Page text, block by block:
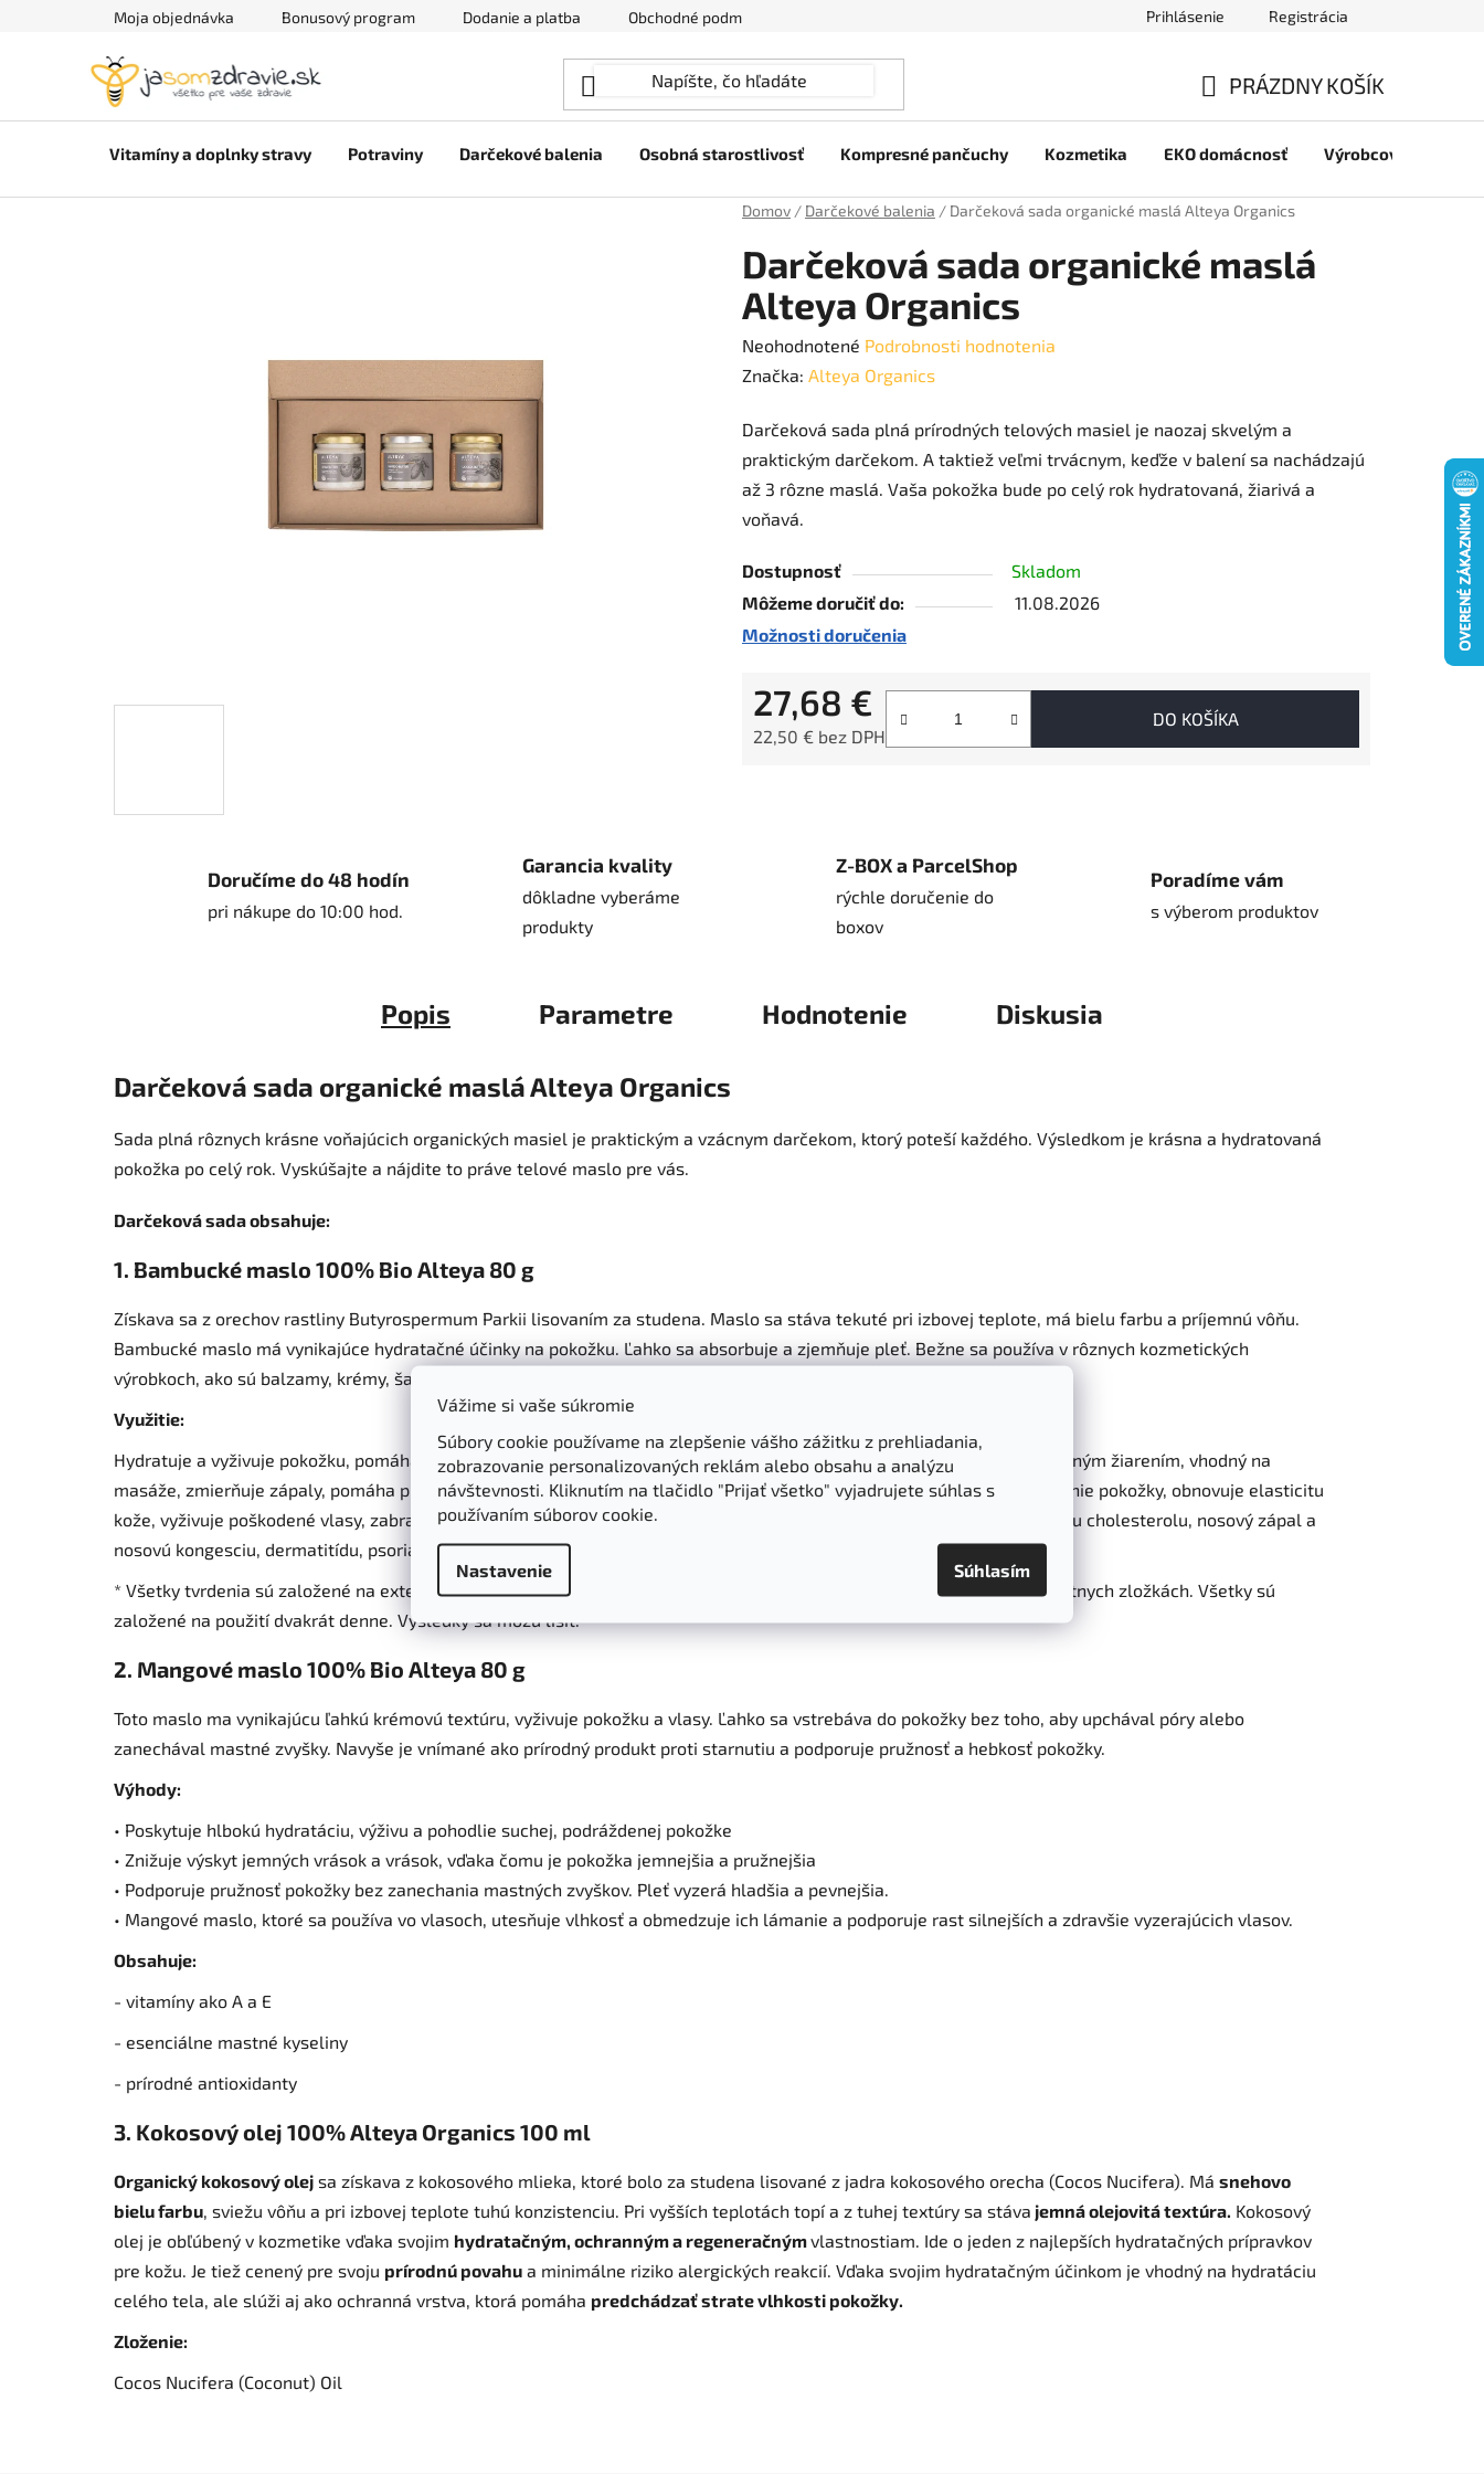
Vážime si vaše súkromie
Súbory cookie používame na zlepšenie vášho zážitku z prehliadania,
zobrazovanie personalizovaných reklám alebo obsahu a analýzu
návštevnosti. Kliknutím na tlačidlo "Prijať všetko" vyjadrujete súhlas s
používaním súborov cookie.
Nastavenie Súhlasím
Moja objednávka Bonusový program Dodanie a platba Obchodné podmienky Prihlásenie Registrácia
KOŠÍK
PRÁZDNY KOŠÍK
Vitamíny a doplnky stravy Potraviny Darčekové balenia Osobná starostlivosť Kompresné pančuchy Kozmetika EKO domácnosť Výrobcovia
Domov / Darčekové balenia / Darčeková sada organické maslá Alteya Organics
Darčeková sada organické maslá
Alteya Organics
Priemerné
hodnotenie
je
0,0
z
5
Neohodnotené Podrobnosti hodnotenia
Značka: Alteya Organics
Darčeková sada plná prírodných telových masiel je naozaj skvelým a
praktickým darčekom. A taktiež veľmi trvácnym, keďže v balení sa nachádzajú
až 3 rôzne maslá. Vaša pokožka bude po celý rok hydratovaná, žiarivá a
voňavá.
Dostupnosť
Skladom
Môžeme doručiť do:
11.08.2026
Možnosti doručenia
27,68 €
22,50 € bez DPH
DO KOŠÍKA
Doručíme do 48 hodín
pri nákupe do 10:00 hod.
Garancia kvality
dôkladne vyberáme
produkty
Z-BOX a ParcelShop
rýchle doručenie do
boxov
Poradíme vám
s výberom produktov
Popis Parametre Hodnotenie Diskusia
Darčeková sada organické maslá Alteya Organics
Sada plná rôznych krásne voňajúcich organických masiel je praktickým a vzácnym darčekom, ktorý poteší každého. Výsledkom je krásna a hydratovaná
pokožka po celý rok. Vyskúšajte a nájdite to práve telové maslo pre vás.
Darčeková sada obsahuje:
1. Bambucké maslo 100% Bio Alteya 80 g
Získava sa z orechov rastliny Butyrospermum Parkii lisovaním za studena. Maslo sa stáva tekuté pri izbovej teplote, má bielu farbu a príjemnú vôňu.
Bambucké maslo má vynikajúce hydratačné účinky na pokožku. Ľahko sa absorbuje a zjemňuje pleť. Bežne sa používa v rôznych kozmetických
výrobkoch, ako sú balzamy, krémy, šampóny a pod.
Využitie:
Hydratuje a vyživuje pokožku, pomáha pri striách, zvyšuje produkciu kolagénu, podporuje prirodzenú ochranu pred slnečným žiarením, vhodný na
masáže, zmierňuje zápaly, pomáha pri liečbe akné a škvŕn, bojuje proti voľným radikálom, zmierňuje svrbenie a olupovanie pokožky, obnovuje elasticitu
kože, vyživuje poškodené vlasy, zabraňuje vypadávaniu vlasov, ošetruje pľuzgiere, artritídu, reumatizmus, znižuje hladinu cholesterolu, nosový zápal a
nosovú kongesciu, dermatitídu, psoriázu a ekzém.*
* Všetky tvrdenia sú založené na externých klinických, laboratórnych a spotrebiteľských štúdiách vykonaných na konkrétnych zložkách. Všetky sú
založené na použití dvakrát denne. Výsledky sa môžu líšiť.
2. Mangové maslo 100% Bio Alteya 80 g
Toto maslo ma vynikajúcu ľahkú krémovú textúru, vyživuje pokožku a vlasy. Ľahko sa vstrebáva do pokožky bez toho, aby upchával póry alebo
zanechával mastné zvyšky. Navyše je vnímané ako prírodný produkt proti starnutiu a podporuje pružnosť a hebkosť pokožky.
Výhody:
• Poskytuje hlbokú hydratáciu, výživu a pohodlie suchej, podráždenej pokožke
• Znižuje výskyt jemných vrások a vrások, vďaka čomu je pokožka jemnejšia a pružnejšia
• Podporuje pružnosť pokožky bez zanechania mastných zvyškov. Pleť vyzerá hladšia a pevnejšia.
• Mangové maslo, ktoré sa používa vo vlasoch, utesňuje vlhkosť a obmedzuje ich lámanie a podporuje rast silnejších a zdravšie vyzerajúcich vlasov.
Obsahuje:
- vitamíny ako A a E
- esenciálne mastné kyseliny
- prírodné antioxidanty
3. Kokosový olej 100% Alteya Organics 100 ml
Organický kokosový olej sa získava z kokosového mlieka, ktoré bolo za studena lisované z jadra kokosového orecha (Cocos Nucifera). Má snehovo
bielu farbu , sviežu vôňu a pri izbovej teplote tuhú konzistenciu. Pri vyšších teplotách topí a z tuhej textúry sa stáva jemná olejovitá textúra. Kokosový
olej je obľúbený v kozmetike vďaka svojim hydratačným, ochranným a regeneračnýmvlastnostiam. Ide o jeden z najlepších hydratačných prípravkov
pre kožu. Je tiež cenený pre svoju prírodnú povahu a minimálne riziko alergických reakcií. Vďaka svojim hydratačným účinkom je vhodný na hydratáciu
celého tela, ale slúži aj ako ochranná vrstva, ktorá pomáha predchádzať strate vlhkosti pokožky.
Zloženie:
Cocos Nucifera (Coconut) Oil